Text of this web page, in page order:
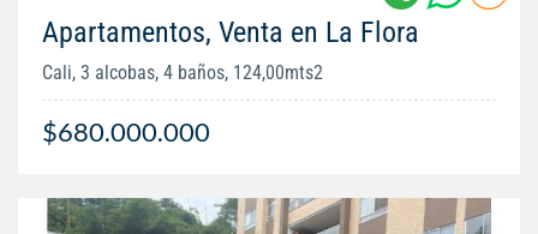
Apartamentos, Venta en La Flora
Cali, 3 alcobas, 4 baños, 124,00mts2
$680.000.000